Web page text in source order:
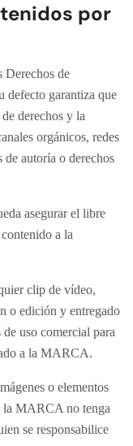
por
de
defecto garantiza que
derechos y la
orgánicos, redes
de autoría o derechos
asegurar el libre
a la
clip de vídeo,
o edición y entregado
uso comercial para
a la MARCA.
o elementos
la MARCA no tenga
se responsabilice